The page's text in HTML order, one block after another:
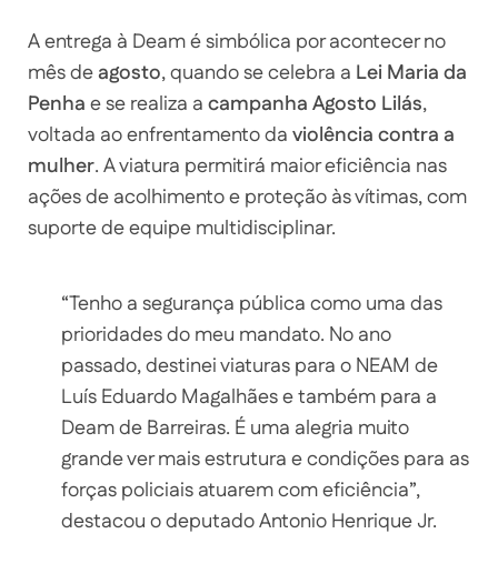
A entrega à Deam é simbólica por acontecer no
mês deagosto, quando se celebra a Lei Maria da
Penhae se realiza acampanha Agosto Lilás,
voltada ao enfrentamento daviolência contra a
mulher. A viatura permitirá maior eficiência nas
ações de acolhimento e proteção às vítimas, com
suporte de equipe multidisciplinar.
“Tenho a segurança pública como uma das
prioridades do meu mandato. No ano
passado, destinei viaturas para o NEAM de
Luís Eduardo Magalhães e também para a
Deam de Barreiras. É uma alegria muito
grande ver mais estrutura e condições para as
forças policiais atuarem com eficiência”,
destacou o deputado Antonio Henrique Jr.